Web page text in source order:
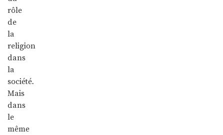
rôle
de
la
religion
dans
la
société.
Mais
dans
le
même